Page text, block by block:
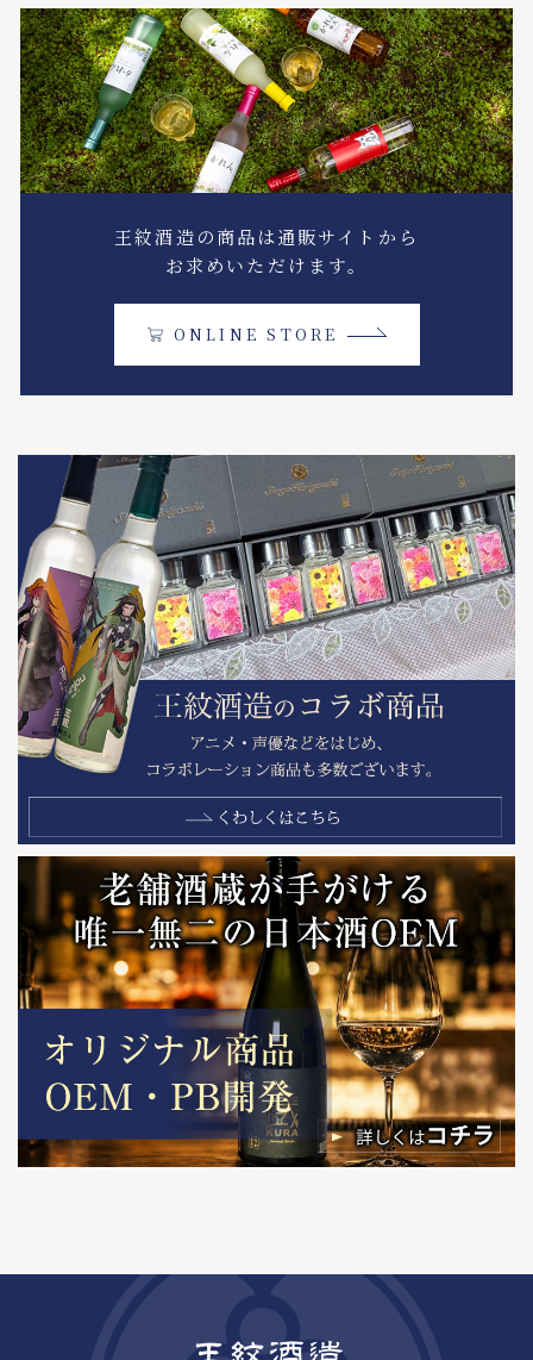
王紋酒造の商品は通販サイトから
お求めいただけます。
ONLINE STORE